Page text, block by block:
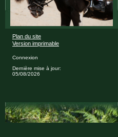
Plan du site
Version imprimable
Connexion
Dernière mise à jour:
05/08/2026